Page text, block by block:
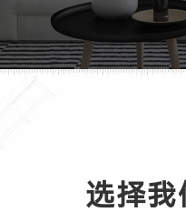
卧室空
木门系
选择